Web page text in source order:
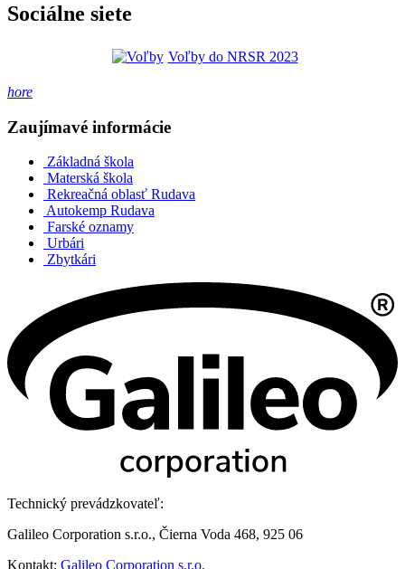
Sociálne siete
Voľby do NRSR 2023
hore
Zaujímavé informácie
Základná škola
Materská škola
Rekreačná oblasť Rudava
Autokemp Rudava
Farské oznamy
Urbári
Zbytkári
Technický prevádzkovateľ:
Galileo Corporation s.r.o., Čierna Voda 468, 925 06
Kontakt: Galileo Corporation s.r.o.